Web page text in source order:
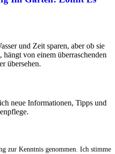
und Zeit sparen, aber ob sie
von einem überraschenden
übersehen.
neue Informationen, Tipps und
zur Kenntnis genommen. Ich stimme